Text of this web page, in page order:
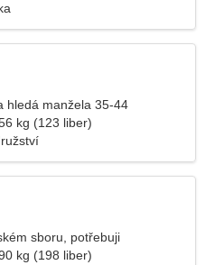
hledá manžela 35-44
kg (123 liber)
sboru, potřebuji
kg (198 liber)